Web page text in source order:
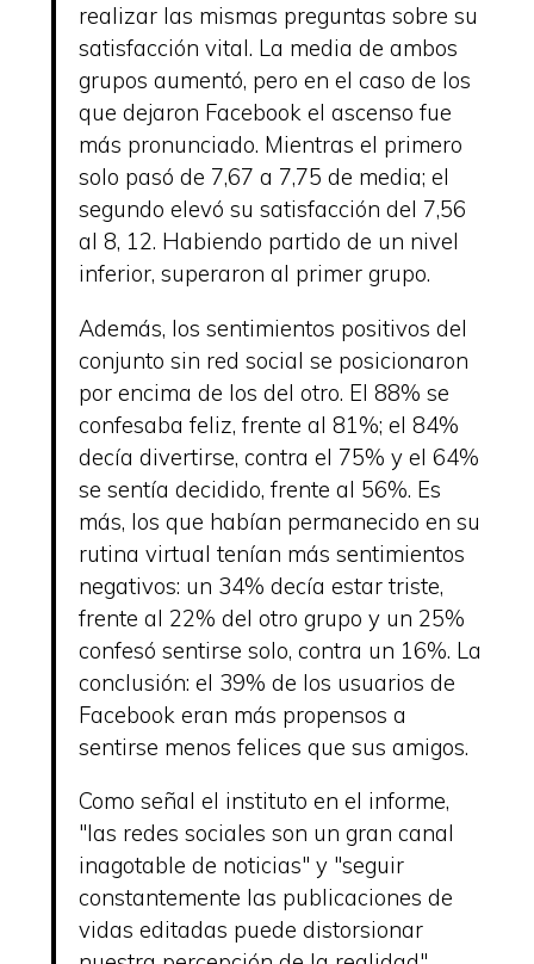
realizar las mismas preguntas sobre su
satisfacción vital. La media de ambos
grupos aumentó, pero en el caso de los
que dejaron Facebook el ascenso fue
más pronunciado. Mientras el primero
solo pasó de 7,67 a 7,75 de media; el
segundo elevó su satisfacción del 7,56
al 8, 12. Habiendo partido de un nivel
inferior, superaron al primer grupo.
Además, los sentimientos positivos del
conjunto sin red social se posicionaron
por encima de los del otro. El 88% se
confesaba feliz, frente al 81%; el 84%
decía divertirse, contra el 75% y el 64%
se sentía decidido, frente al 56%. Es
más, los que habían permanecido en su
rutina virtual tenían más sentimientos
negativos: un 34% decía estar triste,
frente al 22% del otro grupo y un 25%
confesó sentirse solo, contra un 16%. La
conclusión: el 39% de los usuarios de
Facebook eran más propensos a
sentirse menos felices que sus amigos.
Como señal el instituto en el informe,
"las redes sociales son un gran canal
inagotable de noticias" y "seguir
constantemente las publicaciones de
vidas editadas puede distorsionar